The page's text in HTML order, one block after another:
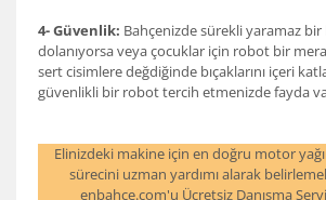
4- Güvenlik: Bahçenizde sürekli yaramaz bir
dolanıyorsa veya çocuklar için robot bir
sert cisimlere değdiğinde bıçaklarını içeri
güvenlikli bir robot tercih etmenizde fayda
Elinizdeki makine için en doğru motor
sürecini uzman yardımı alarak
enbahce.com'u Ücretsiz Danışma